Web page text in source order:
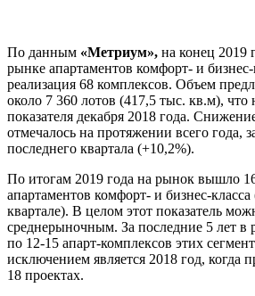
По данным «Метриум», на конец 2019
рынке апартаментов комфорт- и бизнес-
реализация 68 комплексов. Объем
около 7 360 лотов (417,5 тыс. кв.м),
показателя декабря 2018 года.
отмечалось на протяжении всего года,
последнего квартала (+10,2%).
По итогам 2019 года на рынок вышло
апартаментов комфорт- и бизнес-
квартале). В целом этот показатель
среднерыночным. За последние 5 лет в
по 12-15 апарт-комплексов этих
исключением является 2018 год, когда
18 проектах.